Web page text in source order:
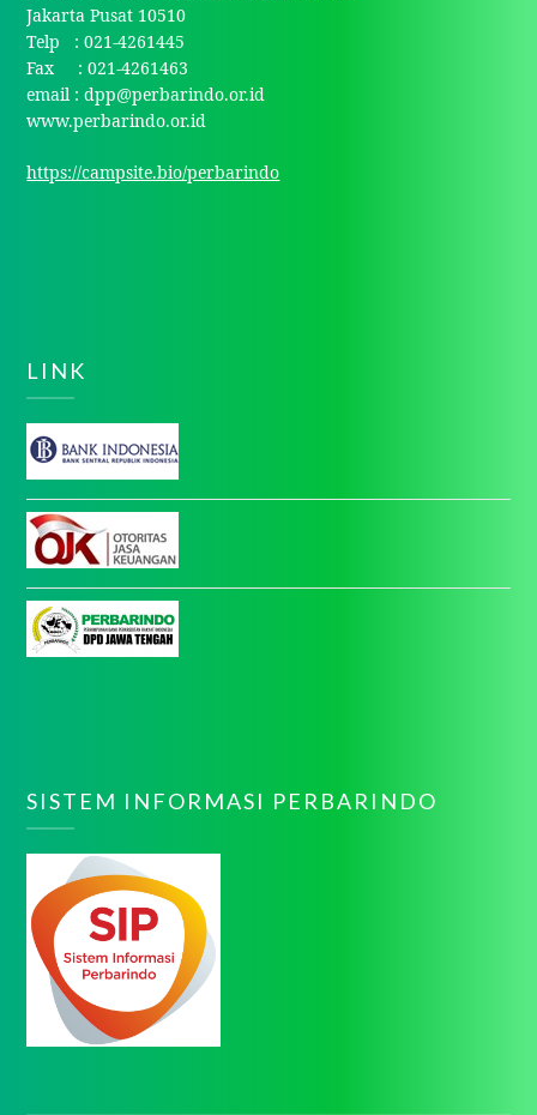
Jakarta Pusat 10510
Telp : 021-4261445
Fax : 021-4261463
email : dpp@perbarindo.or.id
www.perbarindo.or.id
https://campsite.bio/perbarindo
LINK
SISTEM INFORMASI PERBARINDO